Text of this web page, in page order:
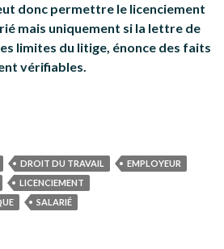
donc permettre le licenciement
mais uniquement si la lettre de
limites du litige, énonce des faits
vérifiables.
DROIT DU TRAVAIL
EMPLOYEUR
LICENCIEMENT
SALARIÉ